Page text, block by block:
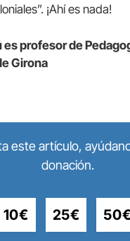
¡Ahí es nada!
es profesor de
Girona
este artículo,
donación.
10€ 25€